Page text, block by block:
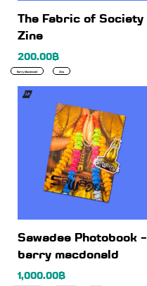
The Fabric of Society
Zine
200.00฿
Barry Macdonald Zine
Sawadee Photobook –
barry macdonald
1,000.00฿